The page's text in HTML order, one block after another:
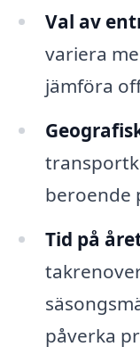
Val av
variera
jämföra
beroende
Tid på
påverka